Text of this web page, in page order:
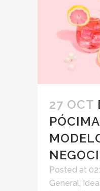
27 OCT
Posted at
General,